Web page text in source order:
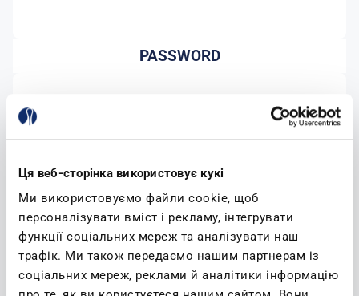
Ця веб-сторінка використовує кукі
Ми використовуємо файли cookie, щоб
персоналізувати вміст і рекламу, інтегрувати
функції соціальних мереж та аналізувати наш
трафік. Ми також передаємо нашим партнерам із
соціальних мереж, реклами й аналітики інформацію
PASSWORD
Conferma password:
Accetto l'informativa sulla privacy